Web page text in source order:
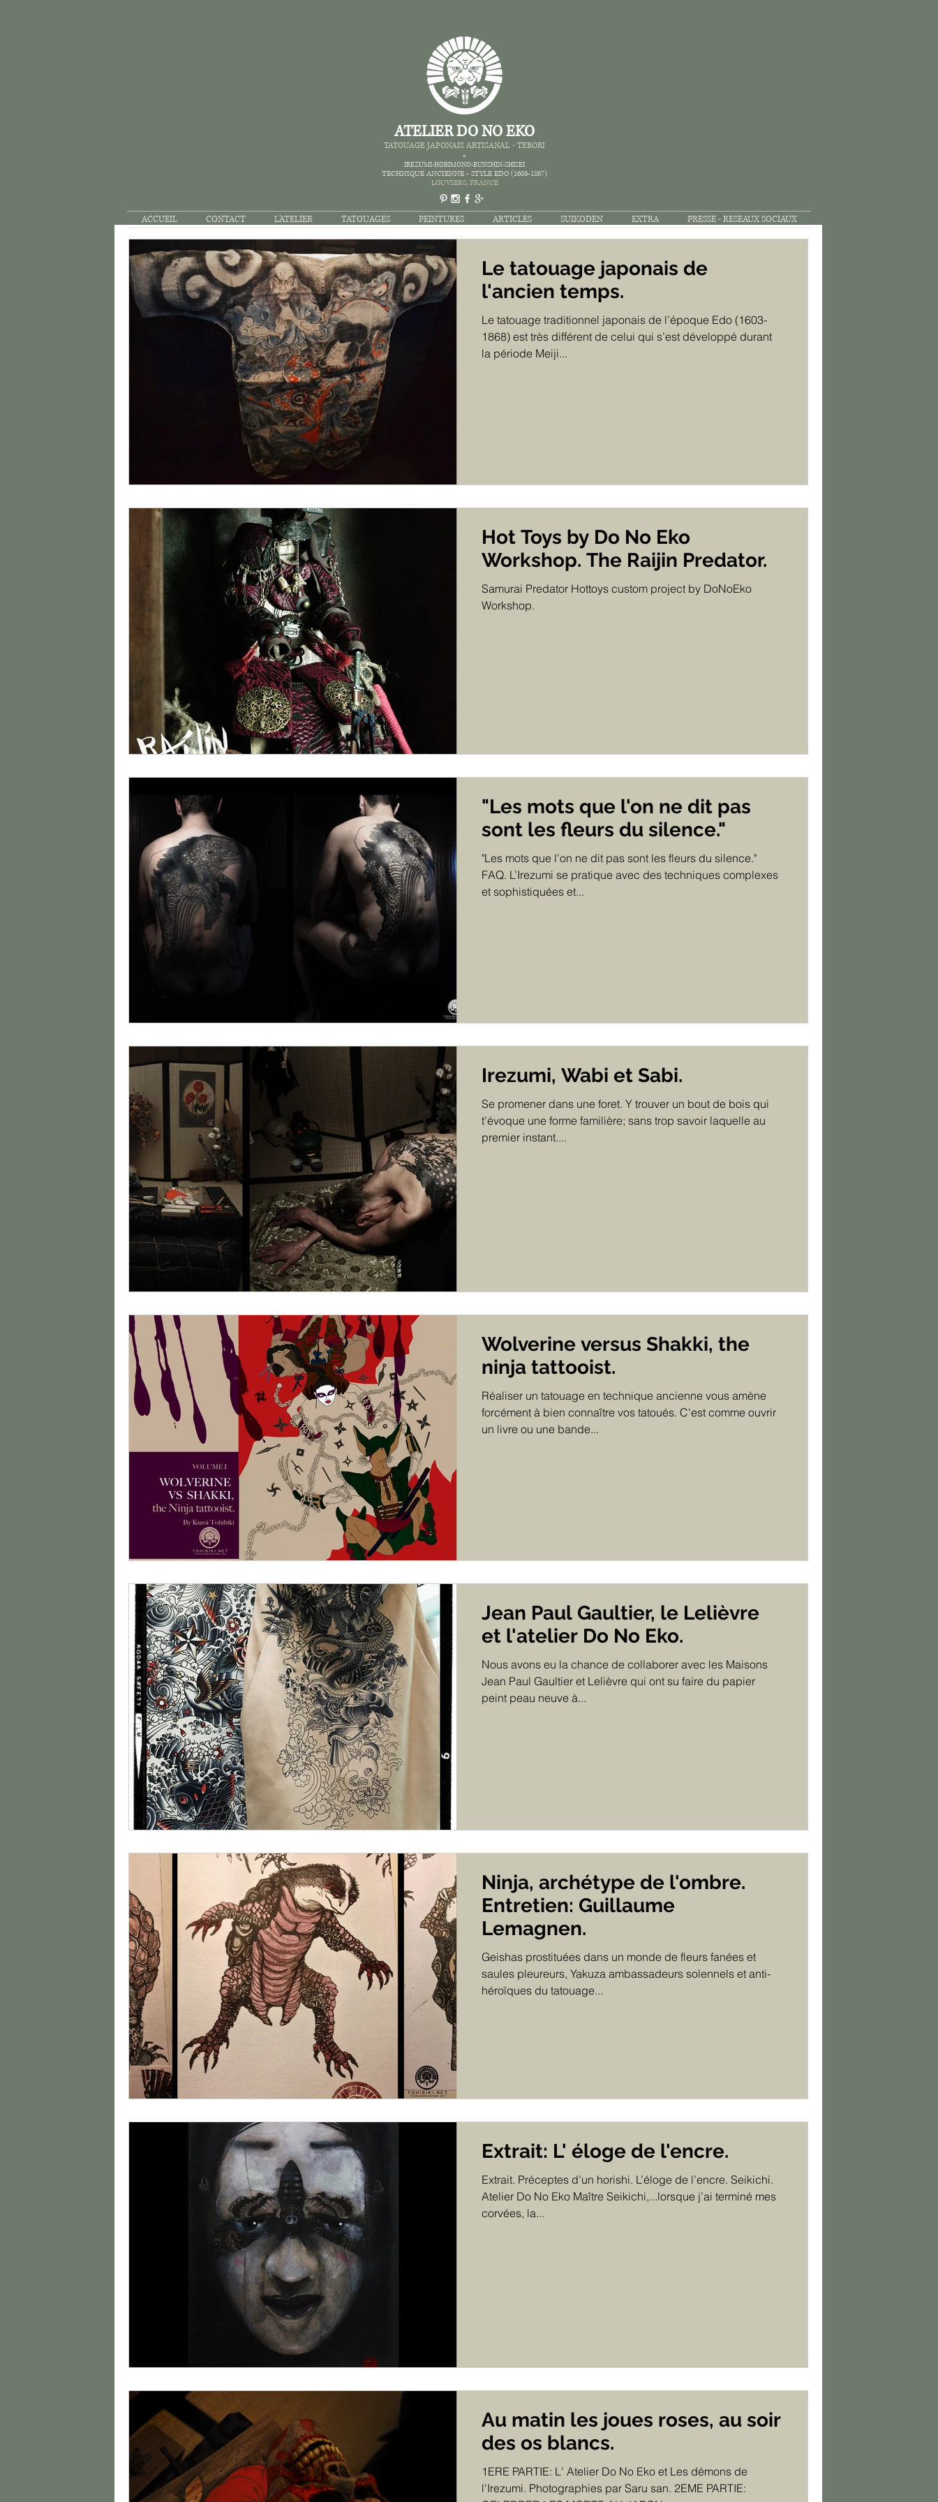
Le tatouage japonais de
l'ancien temps.
Le tatouage traditionnel japonais de l’époque Edo (1603-
1868) est très différent de celui qui s’est développé durant
la période Meiji...
Hot Toys by Do No Eko
Workshop. The Raijin Predator.
Samurai Predator Hottoys custom project by DoNoEko
Workshop.
"Les mots que l'on ne dit pas
sont les fleurs du silence."
"Les mots que l'on ne dit pas sont les fleurs du silence."
FAQ. L’Irezumi se pratique avec des techniques complexes
et sophistiquées et...
Irezumi, Wabi et Sabi.
Se promener dans une foret. Y trouver un bout de bois qui
t’évoque une forme familière; sans trop savoir laquelle au
premier instant....
Wolverine versus Shakki, the
ninja tattooist.
Réaliser un tatouage en technique ancienne vous amène
forcément à bien connaître vos tatoués. C'est comme ouvrir
un livre ou une bande...
Jean Paul Gaultier, le Lelièvre
et l'atelier Do No Eko.
Nous avons eu la chance de collaborer avec les Maisons
Jean Paul Gaultier et Lelièvre qui ont su faire du papier
peint peau neuve à...
Ninja, archétype de l'ombre.
Entretien: Guillaume
Lemagnen.
Geishas prostituées dans un monde de fleurs fanées et
saules pleureurs, Yakuza ambassadeurs solennels et anti-
héroïques du tatouage...
Extrait: L' éloge de l'encre.
Extrait. Préceptes d’un horishi. L’éloge de l’encre. Seikichi.
Atelier Do No Eko Maître Seikichi,...lorsque j’ai terminé mes
corvées, la...
Au matin les joues roses, au soir
des os blancs.
1ERE PARTIE: L' Atelier Do No Eko et Les démons de
l'Irezumi. Photographies par Saru san. 2EME PARTIE:
ATELIER DO NO EKO
TATOUAGE JAPONAIS ARTISANAL - TEBORI
*
ACCUEIL CONTACT L'ATELIER TATOUAGES PEINTURES ARTICLES SUIKODEN EXTRA PRESSE - RESEAUX SOCIAUX
IREZUMI-HORIMONO-BUNSHIN-SHISEI
TECHNIQUE ANCIENNE - STYLE EDO (1603-1867)
LOUVIERS, FRANCE